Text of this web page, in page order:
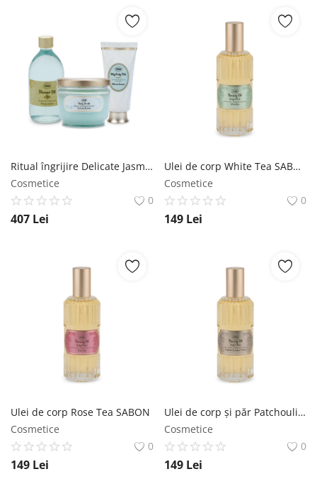
Ritual îngrijire Delicate Jasmine SABON
Cosmetice
0
407 Lei
Ulei de corp White Tea SABON
Cosmetice
0
149 Lei
Ulei de corp Rose Tea SABON
Cosmetice
0
149 Lei
Ulei de corp și păr Patchouli - Lavender - Vanilla SABON
Cosmetice
0
149 Lei